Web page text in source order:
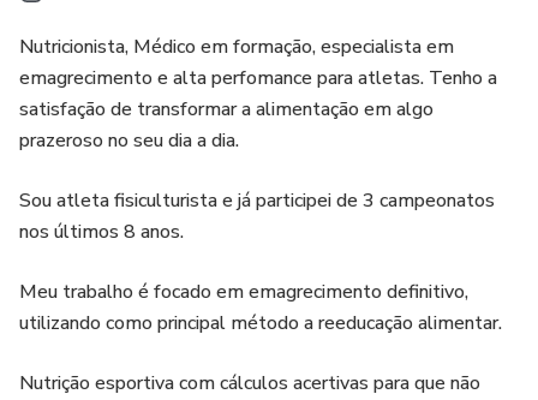
Nutricionista, Médico em formação, especialista em
emagrecimento e alta perfomance para atletas. Tenho a
satisfação de transformar a alimentação em algo
prazeroso no seu dia a dia.
Sou atleta fisiculturista e já participei de 3 campeonatos
nos últimos 8 anos.
Meu trabalho é focado em emagrecimento definitivo,
utilizando como principal método a reeducação alimentar.
Nutrição esportiva com cálculos acertivas para que não